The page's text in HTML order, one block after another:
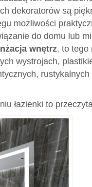
dekoratorów są
możliwości
do domu lub
wnętrz, to tego
wystrojach,
łazienki to